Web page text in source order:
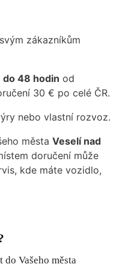
zákazníkům
do 48 hodin od
30 € po celé ČR.
nebo vlastní rozvoz.
města Veselí nad
doručení může
kde máte vozidlo,
Vašeho města